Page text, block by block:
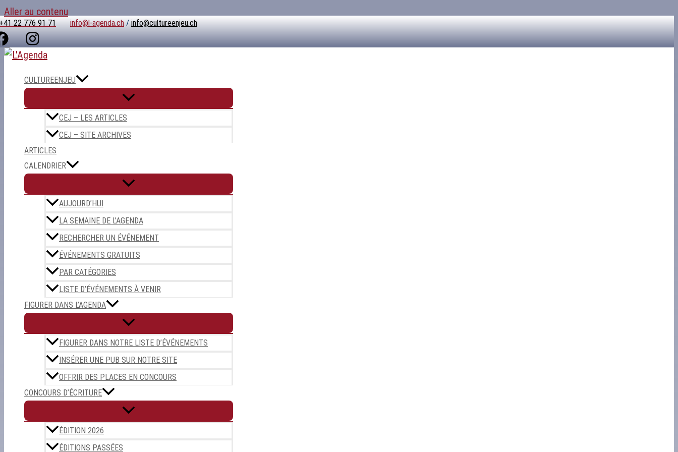
Aller au contenu
22 776 91 71 info@l-agenda.ch/info@cultureenjeu.ch
CULTUREENJEU
CEJ – LES ARTICLES
CEJ – SITE ARCHIVES
ARTICLES
CALENDRIER
AUJOURD’HUI
LA SEMAINE DE L’AGENDA
RECHERCHER UN ÉVÉNEMENT
ÉVÉNEMENTS GRATUITS
PAR CATÉGORIES
LISTE D’ÉVÉNEMENTS À VENIR
FIGURER DANS L’AGENDA
FIGURER DANS NOTRE LISTE D’ÉVÉNEMENTS
INSÉRER UNE PUB SUR NOTRE SITE
OFFRIR DES PLACES EN CONCOURS
CONCOURS D’ÉCRITURE
ÉDITION 2026
ÉDITIONS PASSÉES